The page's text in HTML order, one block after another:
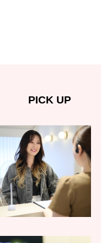
PICK UP